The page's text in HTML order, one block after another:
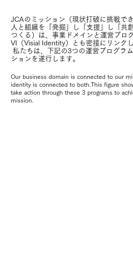
JCAのミッション（現状打破に挑戦で
人と組織を「発掘」し「支援」し「共
つくる）は、事業ドメインと運営プロ
VI（Visial Identity）とも密接にリンク
私たちは、下記の3つの運営プログラ
ションを遂行します。
Our business domain is connected to our
identity is connected to both.This figure
take action through these 3 programs to
mission.